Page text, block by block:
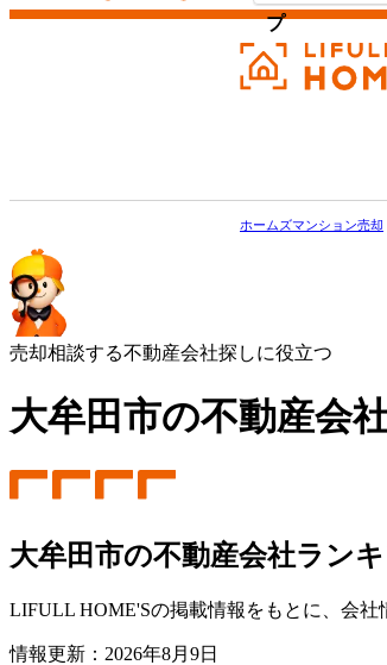
プ
ホームズマンション売却
売却相談する不動産会社探しに役立つ
大牟田市の不動産会
大牟田市の不動産会社ラン
LIFULL HOME'Sの掲載情報をもとに、会
情報更新：2026年8月9日